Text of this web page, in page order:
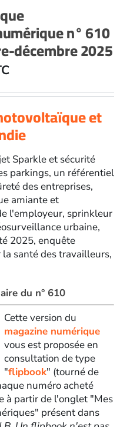
n° 610
décembre 2025
et
Sparkle et sécurité
parkings, un référentiel
des entreprises,
amiante et
l'employeur, sprinkleur
urbaine,
2025, enquête
santé des travailleurs,
du n° 610
Cette version du
magazine numérique
vous est proposée en
consultation de type
"flipbook" (tourné de
numéro acheté
à partir de l'onglet "Mes
présent dans